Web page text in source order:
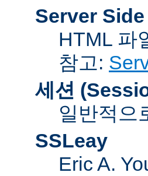
Server
HTML 파
참고:
세션
일반적으
SSLeay
Eric A.